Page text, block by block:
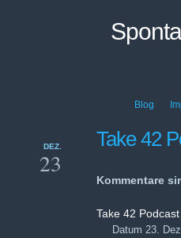
Blog
DEZ.
23
Take 42
Kommentare
Take 42
Datum 23.